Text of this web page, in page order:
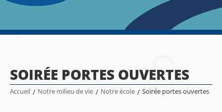
SOIRÉE PORTES OUVERTES
Accueil / Notre milieu de vie / Notre école / Soirée portes ouvertes